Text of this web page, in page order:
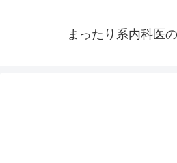
まったり系内科医